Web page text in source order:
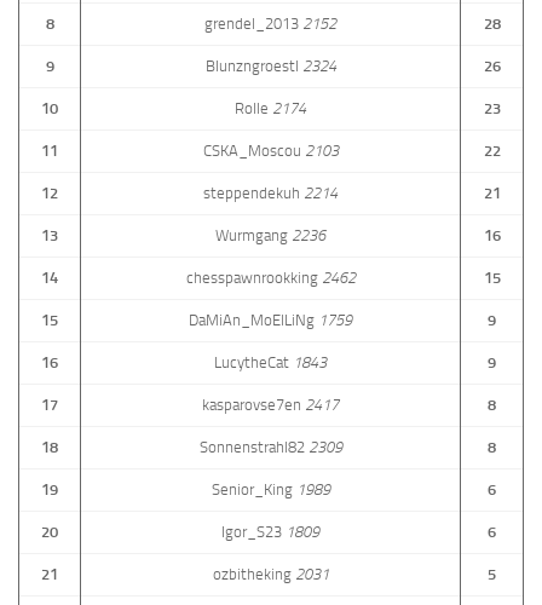
8 grendel_2013 2152 28
9 Blunzngroestl 2324 26
10 Rolle 2174 23
11 CSKA_Moscou 2103 22
12 steppendekuh 2214 21
13 Wurmgang 2236 16
14 chesspawnrookking2462 15
15 DaMiAn_MoElLiNg 1759 9
16 LucytheCat 1843 9
17 kasparovse7en 2417 8
18 Sonnenstrahl82 2309 8
19 Senior_King1989 6
20 Igor_S23 1809 6
21 ozbitheking2031 5